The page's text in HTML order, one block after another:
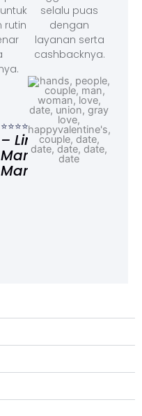
rutin
⭐⭐⭐⭐⭐
– Linda,
Marketing
Manager
selalu puas
dengan
layanan serta
cashbacknya.